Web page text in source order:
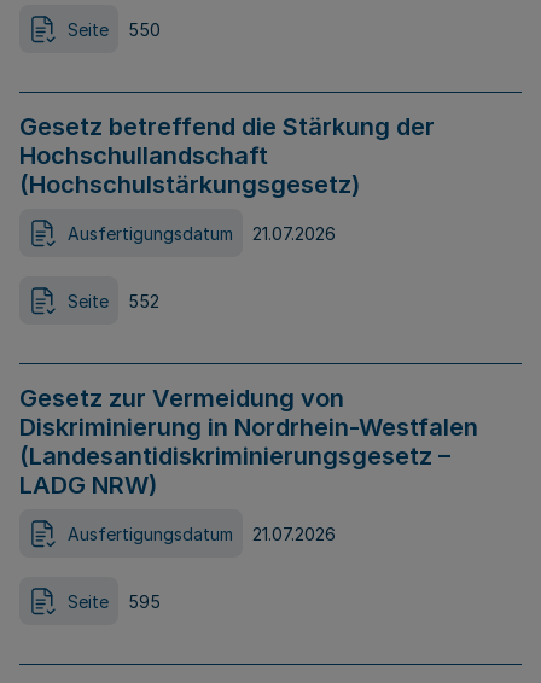
Seite 550
Gesetz betreffend die Stärkung der
Hochschullandschaft
(Hochschulstärkungsgesetz)
Ausfertigungsdatum 21.07.2026
Seite 552
Gesetz zur Vermeidung von
Diskriminierung in Nordrhein-Westfalen
(Landesantidiskriminierungsgesetz –
LADG NRW)
Ausfertigungsdatum 21.07.2026
Seite 595